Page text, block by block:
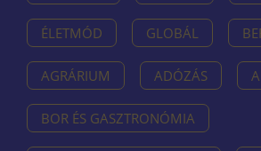
ÉLETMÓD GLOBÁL
AGRÁRIUM ADÓZÁS
BOR ÉS GASZTRONÓMIA